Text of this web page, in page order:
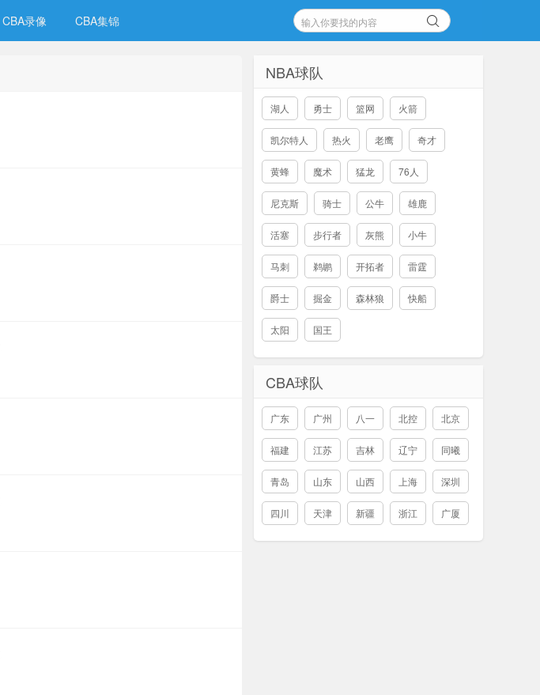
CBA录像 CBA集锦
NBA球队
湖人 勇士 篮网 火箭
凯尔特人 热火 老鹰 奇才
黄蜂 魔术 猛龙 76人
尼克斯 骑士 公牛 雄鹿
活塞 步行者 灰熊 小牛
马刺 鹈鹕 开拓者 雷霆
爵士 掘金 森林狼 快船
太阳 国王
CBA球队
广东 广州 八一 北控 北京
福建 江苏 吉林 辽宁 同曦
青岛 山东 山西 上海 深圳
四川 天津 新疆 浙江 广厦